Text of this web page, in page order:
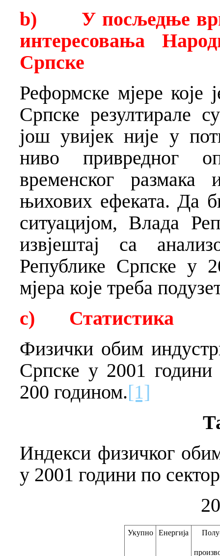
b) У посљедње
интересовања
Српске
Реформске мјере које
Српске резултирале
још увијек није у
ниво привредног
временског
њихових ефеката. Да
ситуацијом, Влада
извјештај са
Републике Српске у
мјера које треба
c) Статистика
Физички обим
Српске у 2001
200 годином.[1]
Индекси физичког
у 2001 години по
Укупно Енергија